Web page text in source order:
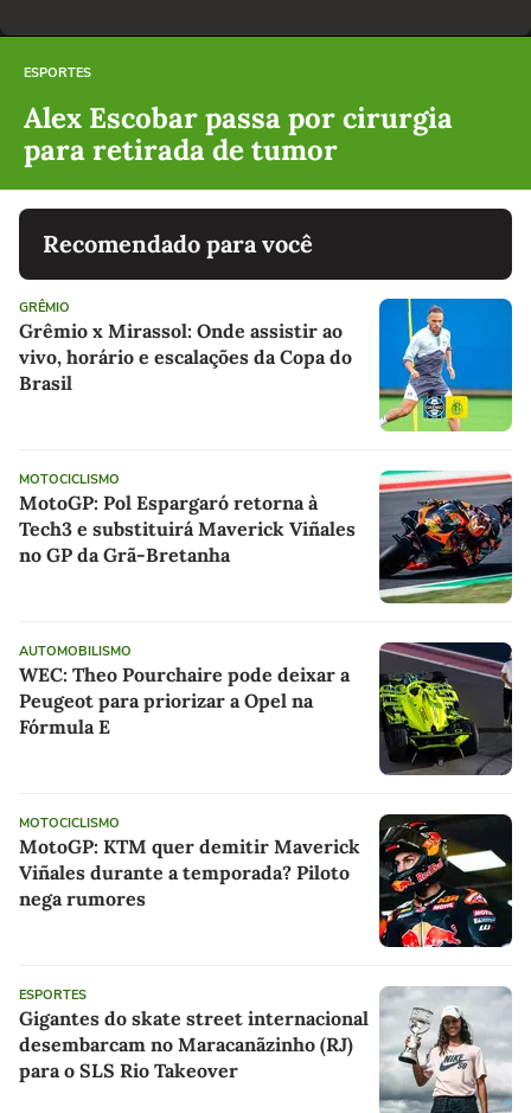
ESPORTES
Alex Escobar passa por cirurgia
para retirada de tumor
Recomendado para você
GRÊMIO
Grêmio x Mirassol: Onde assistir ao
vivo, horário e escalações da Copa do
Brasil
MOTOCICLISMO
MotoGP: Pol Espargaró retorna à
Tech3 e substituirá Maverick Viñales
no GP da Grã-Bretanha
AUTOMOBILISMO
WEC: Theo Pourchaire pode deixar a
Peugeot para priorizar a Opel na
Fórmula E
MOTOCICLISMO
MotoGP: KTM quer demitir Maverick
Viñales durante a temporada? Piloto
nega rumores
ESPORTES
Gigantes do skate street internacional
desembarcam no Maracanãzinho (RJ)
para o SLS Rio Takeover